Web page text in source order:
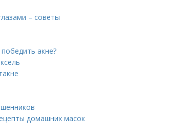
– советы
акне?
домашних масок